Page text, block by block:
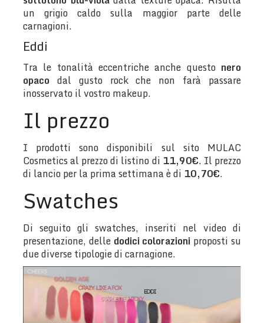
un grigio caldo sulla maggior parte delle
carnagioni.
Eddi
Tra le tonalità eccentriche anche questo nero
opaco dal gusto rock che non farà passare
inosservato il vostro makeup.
Il prezzo
I prodotti sono disponibili sul sito MULAC
Cosmetics al prezzo di listino di 11,90€. Il prezzo
di lancio per la prima settimana è di 10,70€.
Swatches
Di seguito gli swatches, inseriti nel video di
presentazione, delle dodici colorazioni proposti su
due diverse tipologie di carnagione.